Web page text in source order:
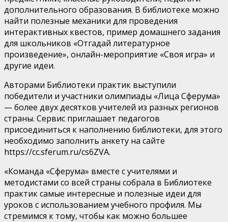
дополнительного образования. В библиотеке можно
найти полезные механики для проведения
интерактивных квестов, пример домашнего задания
для школьников «Отгадай литературное
произведение», онлайн-мероприятие «Своя игра» и
другие идеи.
Авторами Библиотеки практик выступили
победители и участники олимпиады «Лица Сферума»‎
— более двух десятков учителей из разных регионов
страны. Сервис приглашает педагогов
присоединиться к наполнению библиотеки, для этого
необходимо заполнить анкету на сайте
https://cc.sferum.ru/cs6ZVA.
«Команда «Сферума» вместе с учителями и
методистами со всей страны собрала в Библиотеке
практик самые интересные и полезные идеи для
уроков с использованием учебного профиля. Мы
стремимся к тому, чтобы как можно большее